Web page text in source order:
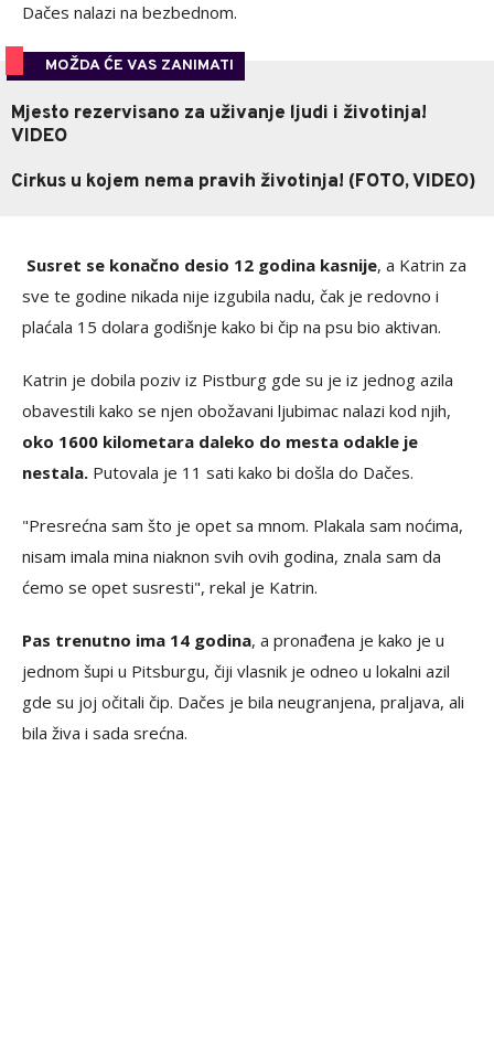
Dačes nalazi na bezbednom.
MOŽDA ĆE VAS ZANIMATI
Mjesto rezervisano za uživanje ljudi i životinja!
VIDEO
Cirkus u kojem nema pravih životinja! (FOTO, VIDEO)
Susret se konačno desio 12 godina kasnije, a Katrin za
sve te godine nikada nije izgubila nadu, čak je redovno i
plaćala 15 dolara godišnje kako bi čip na psu bio aktivan.
Katrin je dobila poziv iz Pistburg gde su je iz jednog azila
obavestili kako se njen obožavani ljubimac nalazi kod njih,
oko 1600 kilometara daleko do mesta odakle je
nestala. Putovala je 11 sati kako bi došla do Dačes.
"Presrećna sam što je opet sa mnom. Plakala sam noćima,
nisam imala mina niaknon svih ovih godina, znala sam da
ćemo se opet susresti", rekal je Katrin.
Pas trenutno ima 14 godina, a pronađena je kako je u
jednom šupi u Pitsburgu, čiji vlasnik je odneo u lokalni azil
gde su joj očitali čip. Dačes je bila neugranjena, praljava, ali
bila živa i sada srećna.